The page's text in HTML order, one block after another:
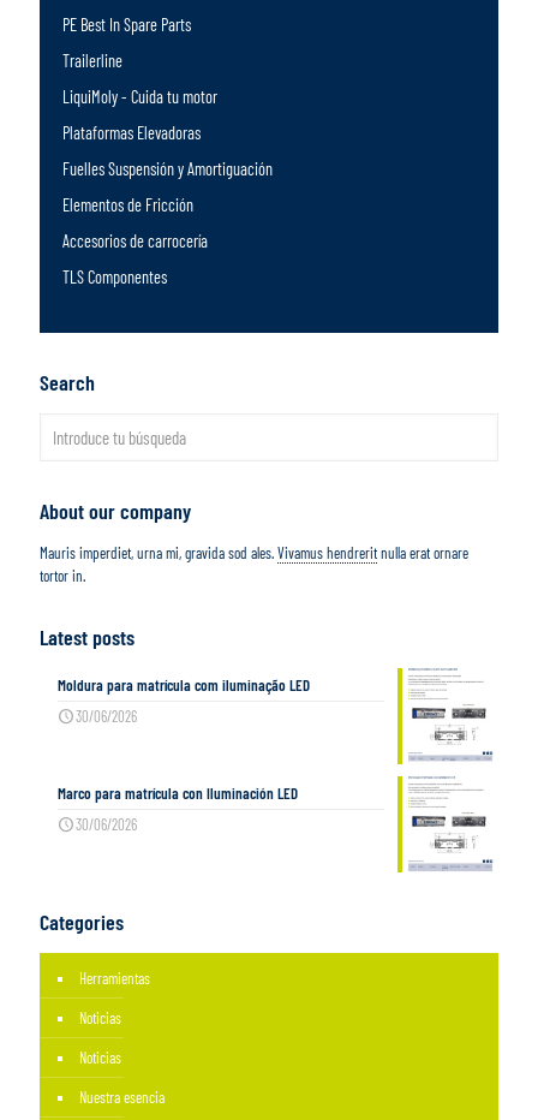
PE Best In Spare Parts
Trailerline
LiquiMoly - Cuida tu motor
Plataformas Elevadoras
Fuelles Suspensión y Amortiguación
Elementos de Fricción
Accesorios de carrocería
TLS Componentes
Search
About our company
Mauris imperdiet, urna mi, gravida sod ales.Vivamus hendreritnulla erat ornare
tortor in.
Latest posts
Moldura para matrícula com iluminação LED
30/06/2026
Marco para matrícula con Iluminación LED
30/06/2026
Categories
Herramientas
Noticias
Noticias
Nuestra esencia